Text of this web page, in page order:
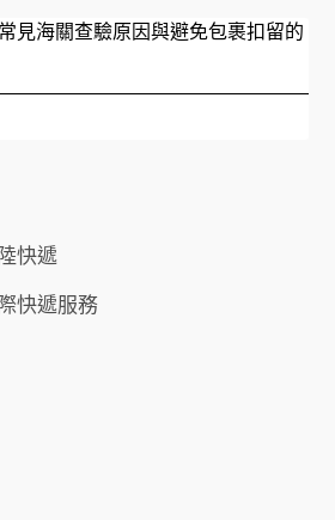
見海關查驗原因與避免包裹扣留的
快遞
快遞服務